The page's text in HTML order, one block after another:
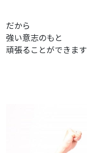
だから
強い意志のもと
頑張ることができます